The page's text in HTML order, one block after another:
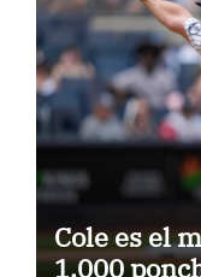
Cole es el
1.000